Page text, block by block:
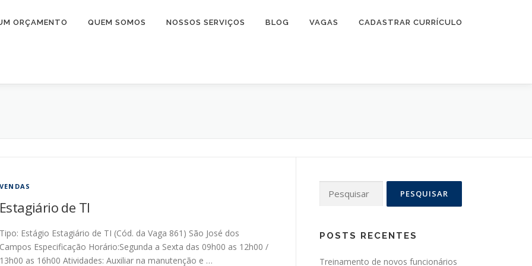
ORÇAMENTO QUEM SOMOS NOSSOS SERVIÇOS BLOG VAGAS CADASTRAR CURRÍCULO
VENDAS
Estagiário de TI
Tipo: Estágio Estagiário de TI (Cód. da Vaga 861) São José dos
Campos Especificação Horário:Segunda a Sexta das 09h00 as 12h00 /
13h00 as 16h00 Atividades: Auxiliar na manutenção e …
por:
POSTS RECENTES
Treinamento de novos funcionários